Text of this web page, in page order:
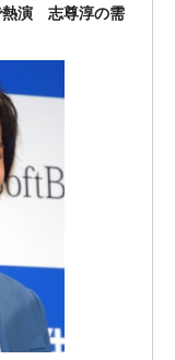
熱演 志尊淳の需